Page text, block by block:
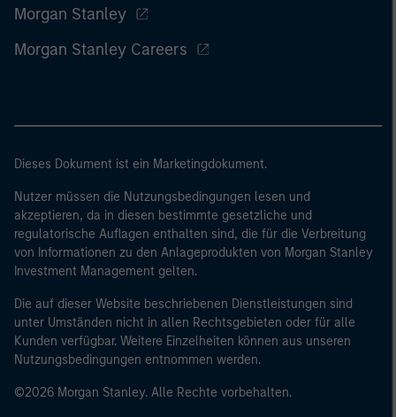
Morgan Stanley
Morgan Stanley Careers
Dieses Dokument ist ein Marketingdokument.
Nutzer müssen die Nutzungsbedingungen lesen und
akzeptieren, da in diesen bestimmte gesetzliche und
regulatorische Auflagen enthalten sind, die für die Verbreitung
von Informationen zu den Anlageprodukten von Morgan Stanley
Investment Management gelten.
Die auf dieser Website beschriebenen Dienstleistungen sind
unter Umständen nicht in allen Rechtsgebieten oder für alle
Kunden verfügbar. Weitere Einzelheiten können aus unseren
Nutzungsbedingungen entnommen werden.
©2026 Morgan Stanley. Alle Rechte vorbehalten.